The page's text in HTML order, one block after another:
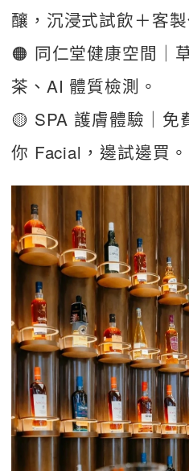
釀，沉浸式試飲＋客製
🟠 同仁堂健康空間｜
茶、AI 體質檢測。
🟡 SPA 護膚體驗｜
你 Facial，邊試邊買。